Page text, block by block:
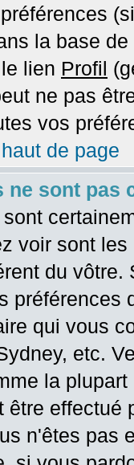
la base
lien Profil
ne pas
vos
de page
ne sont pas
voir sont
du
préférences
qui vous
etc.
la
être effectué
n'êtes pas